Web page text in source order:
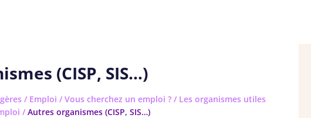
(CISP, SIS…)
/ Emploi / Vous cherchez un emploi ? / Les organismes utiles
/ Autres organismes (CISP, SIS…)